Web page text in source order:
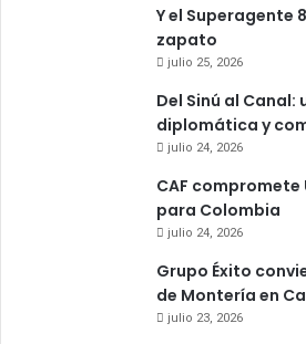
Y el Superagente
zapato
julio 25, 2026
Del Sinú al Canal:
diplomática y
julio 24, 2026
CAF compromete
para Colombia
julio 24, 2026
Grupo Éxito
de Montería en
julio 23, 2026